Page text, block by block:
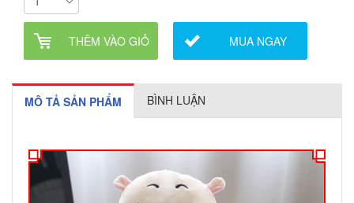
THÊM VÀO GIỎ MUA NGAY
MÔ TẢ SẢN PHẨM BÌNH LUẬN